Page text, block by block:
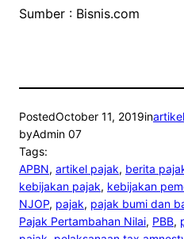
Sumber : Bisnis.com
PostedOctober 11, 2019in
byAdmin 07
Tags:
APBN, artikel pajak, berita
kebijakan pajak, kebijakan
NJOP, pajak, pajak bumi dan
Pajak Pertambahan Nilai, PBB,